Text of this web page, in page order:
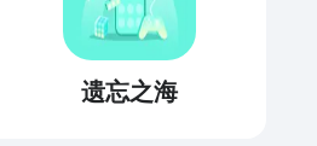
遗忘之海